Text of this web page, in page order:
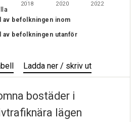
2020
2018 2022
av befolkningen inom
av befolkningen utanför
Ladda ner / skriv ut
av
bostäder i
lägen